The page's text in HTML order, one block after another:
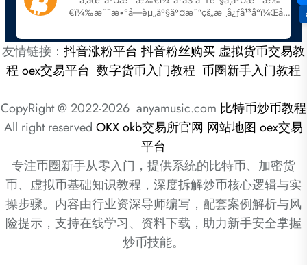
友情链接： 抖音涨粉平台 抖音粉丝购买虚拟货币交易教
程oex交易平台 数字货币入门教程 币圈新手入门教程
CopyRight @ 2022-2026 anyamusic.com 比特币炒币教程
All right reserved OKXokb交易所官网 网站地图 oex交易
平台
专注币圈新手从零入门，提供系统的比特币、加密货
币、虚拟币基础知识教程，深度拆解炒币核心逻辑与实
操步骤。内容由行业资深导师编写，配套案例解析与风
险提示，支持在线学习、资料下载，助力新手安全掌握
炒币技能。